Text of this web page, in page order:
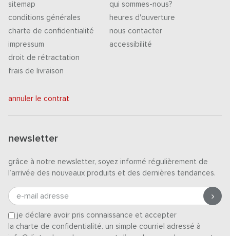
sitemap
conditions générales
charte de confidentialité
impressum
droit de rétractation
frais de livraison
qui sommes-nous?
heures d'ouverture
nous contacter
accessibilité
annuler le contrat
newsletter
grâce à notre newsletter, soyez informé régulièrement de
l’arrivée des nouveaux produits et des dernières tendances.
e-mail adresse
je déclare avoir pris connaissance et accepter
la charte de confidentialité. un simple courriel adressé à